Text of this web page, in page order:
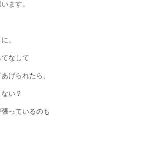
ます。
、
なして
げられたら、
い？
っているのも